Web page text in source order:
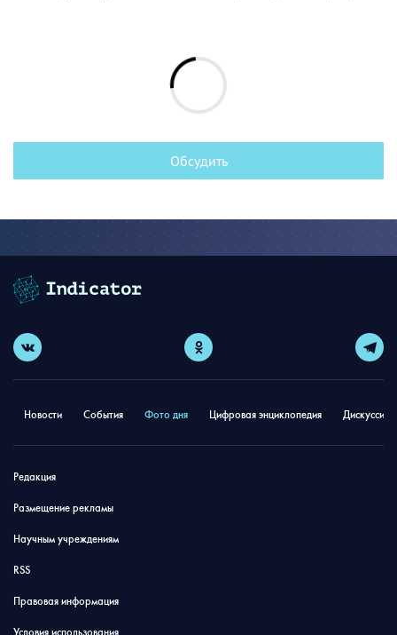
Обсудить
Новости События Фото дня Цифровая энциклопедия
Редакция
Размещение рекламы
Научным учреждениям
RSS
Правовая информация
Условия использования